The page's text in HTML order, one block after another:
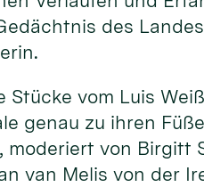
des
Stücke vom Luis
genau zu ihren
moderiert von Birgitt
van Melis von der